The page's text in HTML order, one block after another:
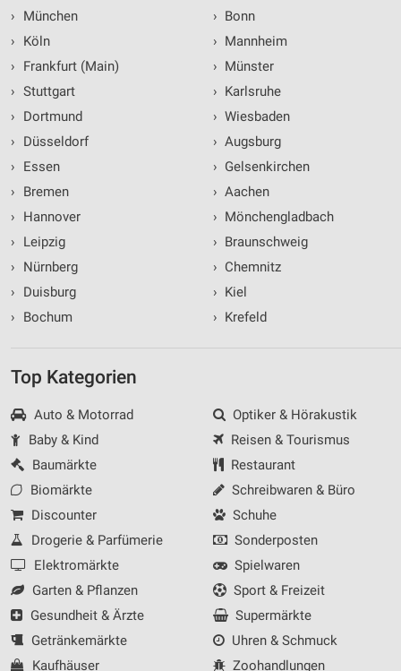
›
München
›
Köln
›
Frankfurt (Main)
› Stuttgart
›
Dortmund
›
Düsseldorf
›
Essen
›
Bremen
›
Hannover
›
Leipzig
›
Nürnberg
›
Duisburg
›
Bochum
› Bonn
› Mannheim
› Münster
› Karlsruhe
› Wiesbaden
› Augsburg
› Gelsenkirchen
› Aachen
› Mönchengladbach
› Braunschweig
› Chemnitz
› Kiel
› Krefeld
Top Kategorien
Auto & Motorrad
Baby & Kind
Baumärkte
Biomärkte
Discounter
Drogerie & Parfümerie
Elektromärkte
Garten & Pflanzen
Gesundheit & Ärzte
Getränkemärkte
Kaufhäuser
Optiker & Hörakustik
Reisen & Tourismus
Restaurant
Schreibwaren & Büro
Schuhe
Sonderposten
Spielwaren
Sport & Freizeit
Supermärkte
Uhren & Schmuck
Zoohandlungen